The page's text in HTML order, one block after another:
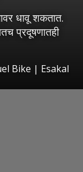
धावू शकतात.
प्रदूषणातही
Bike | Esakal